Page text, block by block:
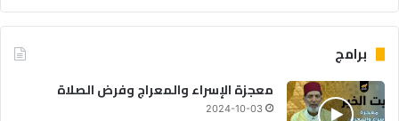
برامج
معجزة الإسراء والمعراج وفرض الصلاة
2024-10-03